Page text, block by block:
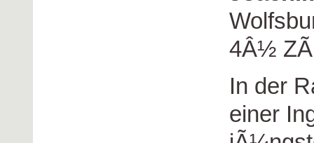
4Â½
In der
einer